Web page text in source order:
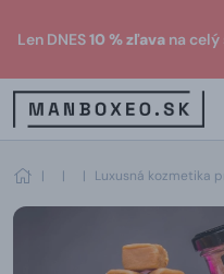
Len DNES10 % zľava na
| | | Luxusná kozmetika